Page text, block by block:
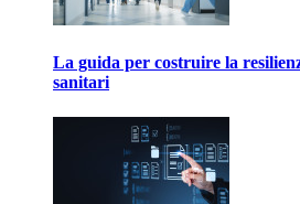
La guida per costruire la
sanitari